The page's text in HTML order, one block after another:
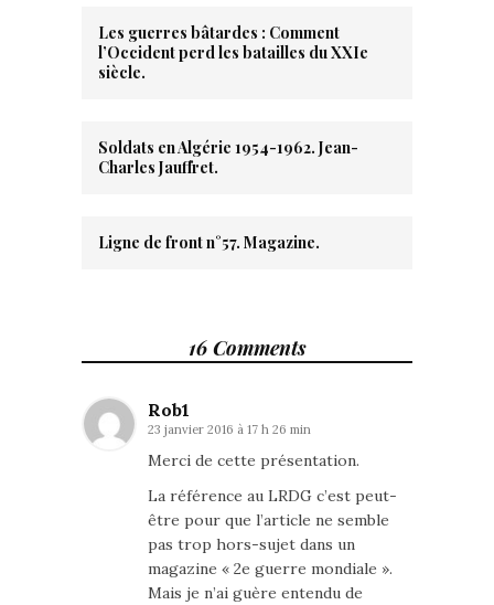
Les guerres bâtardes : Comment
l’Occident perd les batailles du XXIe
siècle.
Soldats en Algérie 1954-1962. Jean-
Charles Jauffret.
Ligne de front n°57. Magazine.
16 Comments
Rob1
23 janvier 2016 à 17 h 26 min
Merci de cette présentation.
La référence au LRDG c’est peut-
être pour que l’article ne semble
pas trop hors-sujet dans un
magazine « 2e guerre mondiale ».
Mais je n’ai guère entendu de